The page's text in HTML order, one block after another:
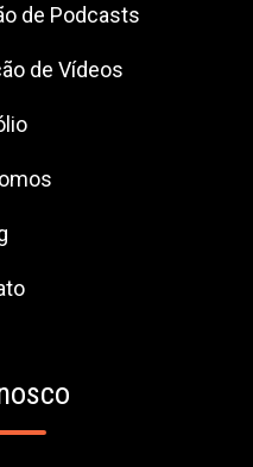
de Podcasts
de Vídeos